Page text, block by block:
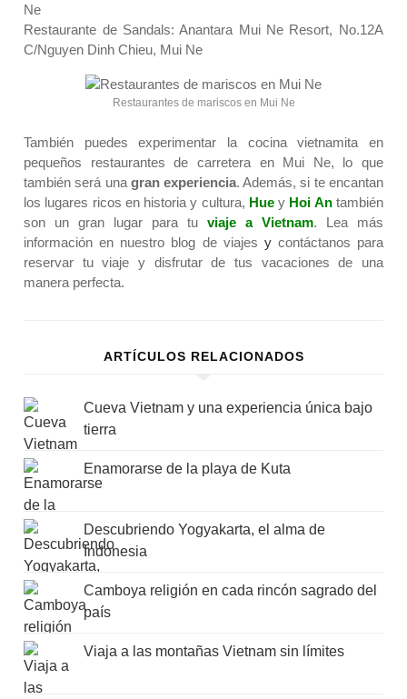
Ne
Restaurante de Sandals: Anantara Mui Ne Resort, No.12A
C/Nguyen Dinh Chieu, Mui Ne
Restaurantes de mariscos en Mui Ne
También puedes experimentar la cocina vietnamita en
pequeños restaurantes de carretera en Mui Ne, lo que
también será una gran experiencia. Además, si te encantan
los lugares ricos en historia y cultura, Huey Hoi Antambién
son un gran lugar para tu viaje a Vietnam. Lea más
información en nuestro blog de viajes ycontáctanos para
reservar tu viaje y disfrutar de tus vacaciones de una
manera perfecta.
ARTÍCULOS RELACIONADOS
Cueva Vietnam y una experiencia única bajo
tierra
Enamorarse de la playa de Kuta
Descubriendo Yogyakarta, el alma de
Indonesia
Camboya religión en cada rincón sagrado del
país
Viaja a las montañas Vietnam sin límites